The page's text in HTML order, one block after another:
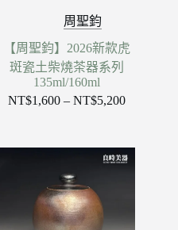
周聖鈞
【周聖鈞】2026新款虎
斑瓷土柴燒茶器系列
135ml/160ml
NT$1,600 – NT$5,200價
圍：